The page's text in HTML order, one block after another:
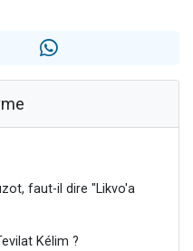
pour étudier en groupe sur Zoom
dans Torah-Box Music
2 personnes viennent de nous rejoindre sur WhatsApp
faut-il dire "Likvo'a
Kélim ?